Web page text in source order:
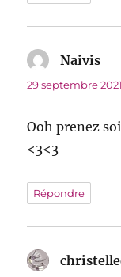
Naivis
29 septembre
Ooh prenez
<3<3
Répondre